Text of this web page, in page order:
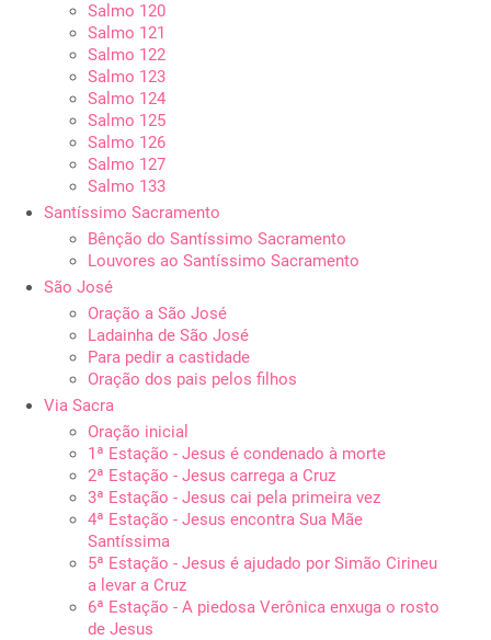
Salmo 120
Salmo 121
Salmo 122
Salmo 123
Salmo 124
Salmo 125
Salmo 126
Salmo 127
Salmo 133
Santíssimo Sacramento
Bênção do Santíssimo Sacramento
Louvores ao Santíssimo Sacramento
São José
Oração a São José
Ladainha de São José
Para pedir a castidade
Oração dos pais pelos filhos
Via Sacra
Oração inicial
1ª Estação - Jesus é condenado à morte
2ª Estação - Jesus carrega a Cruz
3ª Estação - Jesus cai pela primeira vez
4ª Estação - Jesus encontra Sua Mãe
Santíssima
5ª Estação - Jesus é ajudado por Simão Cirineu
a levar a Cruz
6ª Estação - A piedosa Verônica enxuga o rosto
de Jesus